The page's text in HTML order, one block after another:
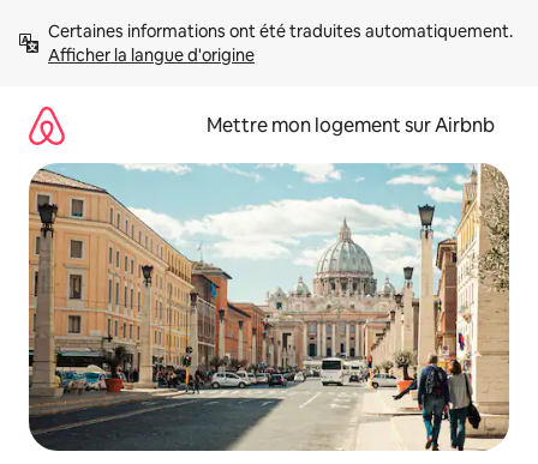
directement
Afficher la langue d'origine
Mettre mon logement sur Airbnb